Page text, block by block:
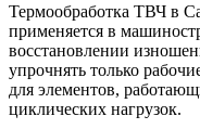
Термообработка ТВЧ в
применяется в
восстановлении
упрочнять только
для элементов,
циклических нагрузок.